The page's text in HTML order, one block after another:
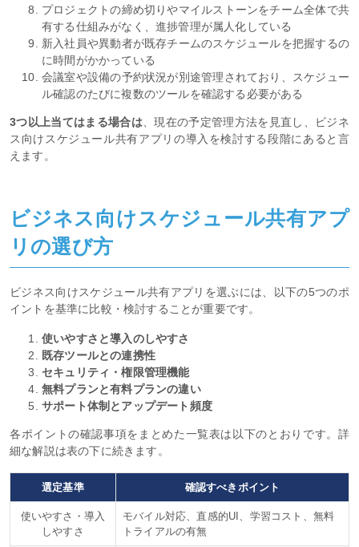
プロジェクトの締め切りやマイルストーンをチーム全体で共
有する仕組みがなく、進捗管理が属人化している
新入社員や異動者が既存チームのスケジュールを把握するの
に時間がかかっている
会議室や設備の予約状況が別途管理されており、スケジュー
ル確認のたびに複数のツールを確認する必要がある
3つ以上当てはまる場合は 、現在の予定管理方法を見直し、ビジネ
ス向けスケジュール共有アプリの導入を検討する段階にあると言
えます。
ビジネス向けスケジュール共有アプ
リの選び方
ビジネス向けスケジュール共有アプリを選ぶには、以下の5つのポ
イントを基準に比較・検討することが重要です。
使いやすさと導入のしやすさ
既存ツールとの連携性
セキュリティ・権限管理機能
無料プランと有料プランの違い
サポート体制とアップデート頻度
各ポイントの確認事項をまとめた一覧表は以下のとおりです。詳
細な解説は表の下に続きます。
選定基準 確認すべきポイント
使いやすさ・導入
しやすさ
モバイル対応、直感的UI、学習コスト、無料
トライアルの有無